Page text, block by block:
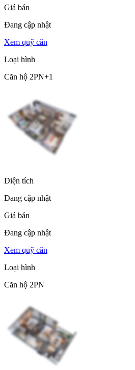
Giá bán
Đang cập nhật
Xem quỹ căn
Loại hình
Căn hộ 2PN+1
Diện tích
Đang cập nhật
Giá bán
Đang cập nhật
Xem quỹ căn
Loại hình
Căn hộ 2PN